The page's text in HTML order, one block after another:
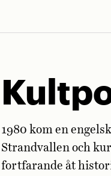
1980 kom en
Strandvallen och
fortfarande åt